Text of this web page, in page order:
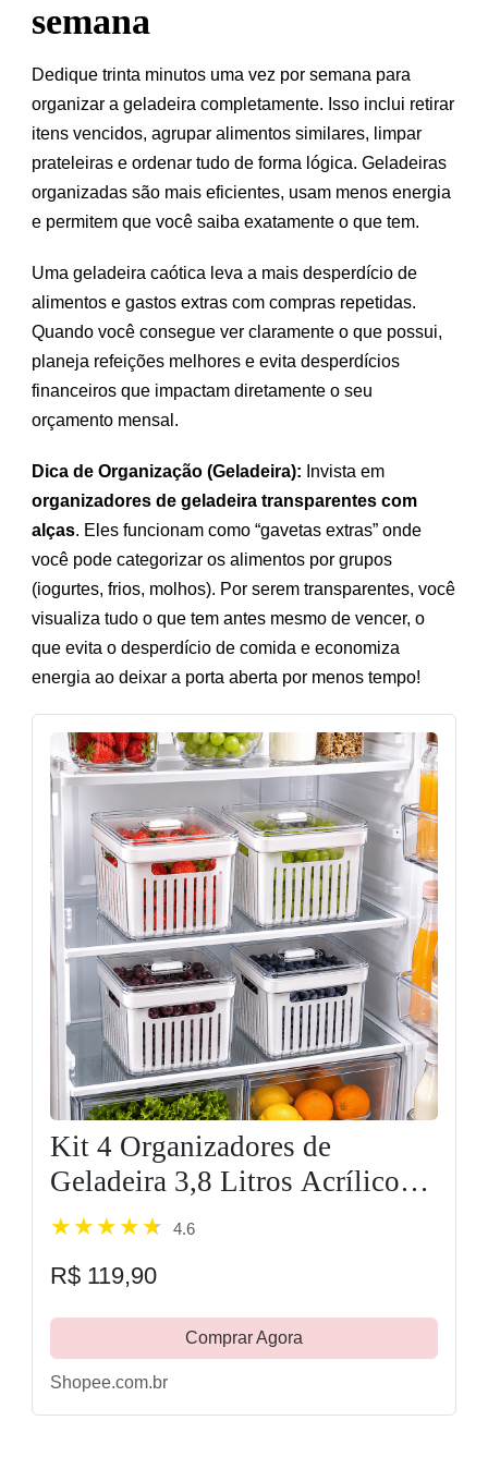
semana
Dedique trinta minutos uma vez por semana para
organizar a geladeira completamente. Isso inclui retirar
itens vencidos, agrupar alimentos similares, limpar
prateleiras e ordenar tudo de forma lógica. Geladeiras
organizadas são mais eficientes, usam menos energia
e permitem que você saiba exatamente o que tem.
Uma geladeira caótica leva a mais desperdício de
alimentos e gastos extras com compras repetidas.
Quando você consegue ver claramente o que possui,
planeja refeições melhores e evita desperdícios
financeiros que impactam diretamente o seu
orçamento mensal.
Dica de Organização (Geladeira): Invista em
organizadores de geladeira transparentes com
alças. Eles funcionam como “gavetas extras” onde
você pode categorizar os alimentos por grupos
(iogurtes, frios, molhos). Por serem transparentes, você
visualiza tudo o que tem antes mesmo de vencer, o
que evita o desperdício de comida e economiza
energia ao deixar a porta aberta por menos tempo!
Kit 4 Organizadores de
Geladeira 3,8 Litros Acrílico
com Tampa e Cesto de
4.6
R$ 119,90
Comprar Agora
Shopee.com.br